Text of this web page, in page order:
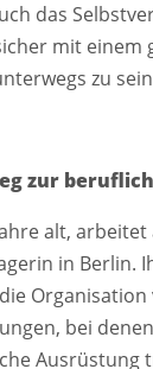
das
mit einem
zu
zur
alt, arbeitet
in Berlin.
Organisation
bei
Ausrüstung